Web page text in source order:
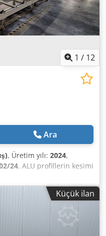
1 / 12
Ara
, Üretim yılı: 2024,
24, ALU profillerin kesimi
kesimi için 6
mm. Maksimum kesim
uzunluğu: 30 mm.
6500 mm. Kesim
açısı: 90° +/-20°.
Küçük ilan